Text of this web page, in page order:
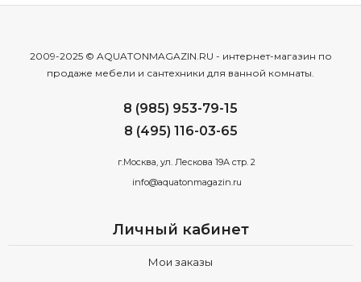
2009-2025 © AQUATONMAGAZIN.RU - интернет-магазин по
продаже мебели и сантехники для ванной комнаты.
8 (985) 953-79-15
8 (495) 116-03-65
г.Москва, ул. Лескова 19А стр. 2
info@aquatonmagazin.ru
Личный кабинет
Мои заказы